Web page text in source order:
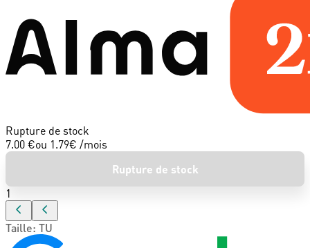
Rupture de stock
7.00 €ou 1.79€ /mois
Rupture de stock
1
Taille: TU